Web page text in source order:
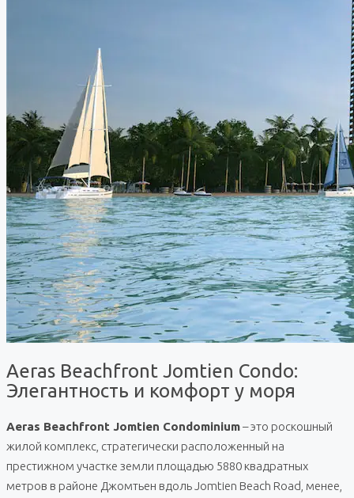
Aeras Beachfront Jomtien Condo:
Элегантность и комфорт у моря
Aeras Beachfront Jomtien Condominium– это роскошный
жилой комплекс, стратегически расположенный на
престижном участке земли площадью 5880 квадратных
метров в районе Джомтьен вдоль Jomtien Beach Road, менее,